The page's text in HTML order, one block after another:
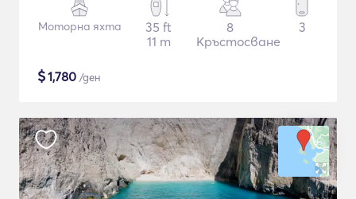
Моторна яхта
35 ft
11 m
8
Кръстосване
3
$1,780 /ден